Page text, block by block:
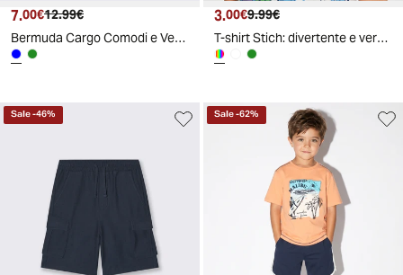
Prezzo attuale
7.00€ Prezzo originale
12.99€
Bermuda Cargo Comodi e Versatili - Blu
Prezzo attuale
3.00€ Prezzo originale
9.99€
T-shirt Stich: divertente e versatile - Fantasia
Sale-46% Sale-62%